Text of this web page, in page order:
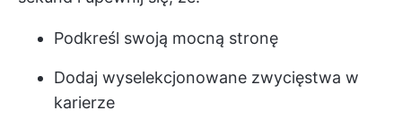
Podkreśl swoją mocną stronę
Dodaj wyselekcjonowane zwycięstwa w
karierze